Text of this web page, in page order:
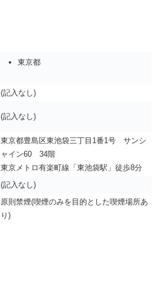
東京都
(記入なし)
(記入なし)
東京都豊島区東池袋三丁目1番1号 サンシ
ャイン60 34階
東京メトロ有楽町線「東池袋駅」徒歩8分
(記入なし)
原則禁煙(喫煙のみを目的とした喫煙場所あ
り)